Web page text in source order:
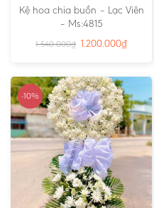
Kệ hoa chia buồn – Lạc Viên
– Ms:4815
1.540.000₫ 1.200.000₫
-10%